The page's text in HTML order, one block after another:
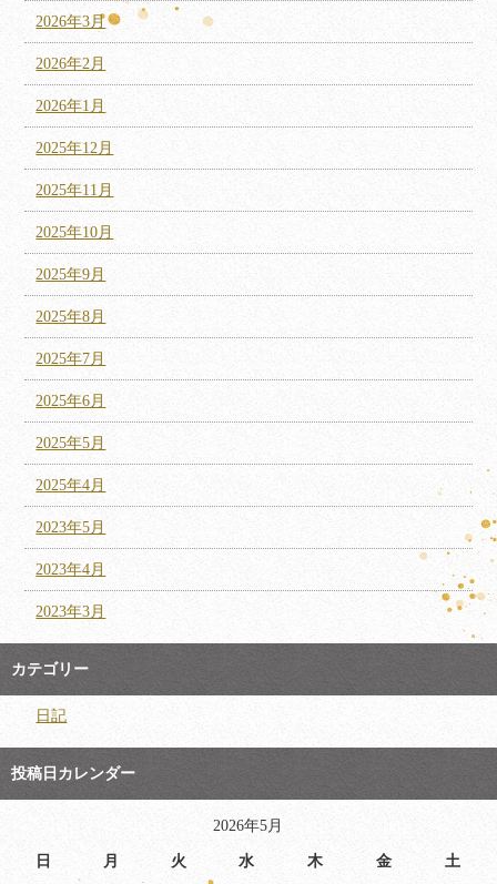
2026年3月
2026年2月
2026年1月
2025年12月
2025年11月
2025年10月
2025年9月
2025年8月
2025年7月
2025年6月
2025年5月
2025年4月
2023年5月
2023年4月
2023年3月
カテゴリー
日記
投稿日カレンダー
2026年5月
日 月 火 水 木 金
土